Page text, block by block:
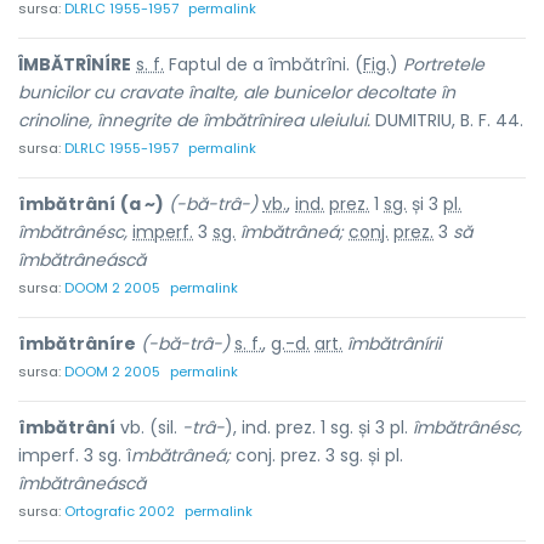
sursa:DLRLC 1955-1957 permalink
ÎMBĂTRÎNÍRE s. f. Faptul de a îmbătrîni. (Fig.) Portretele
bunicilor cu cravate înalte, ale bunicelor decoltate în
crinoline, înnegrite de îmbătrînirea uleiului. DUMITRIU, B. F. 44.
sursa:DLRLC 1955-1957 permalink
îmbătrâní (a ~) (-bă-trâ-) vb., ind. prez. 1 sg. și 3 pl.
îmbătrânésc, imperf. 3 sg. îmbătrâneá; conj. prez. 3 să
îmbătrâneáscă
sursa:DOOM 2 2005 permalink
îmbătrâníre (-bă-trâ-) s. f., g.-d. art. îmbătrânírii
sursa:DOOM 2 2005 permalink
îmbătrâní vb. (sil. -trâ-), ind. prez. 1 sg. și 3 pl. îmbătrânésc,
imperf. 3 sg. îmbătrâneá;conj. prez. 3 sg. și pl.
îmbătrâneáscă
sursa: Ortografic 2002 permalink